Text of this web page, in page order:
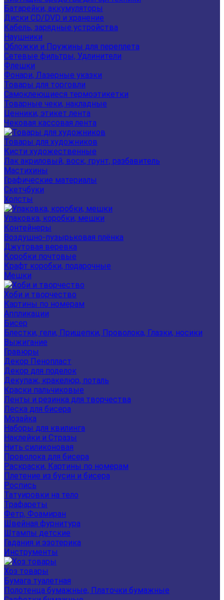
Батарейки, аккумуляторы
Диски CD/DVD и хранение
Кабель, зарядные устройства
Наушники
Обложки и Пружины для переплета
Сетевые фильтры, Удлинители
Флешки
Фонари, Лазерные указки
Товары для торговли
Самоклеющиеся термоэтикетки
Товарные чеки, накладные
Ценники, этикет лента
Чековая кассовая лента
Товары для художников
Кисти художественные
Лак акриловый, воск, грунт, разбавитель
Мастихины
Графические материалы
Скетчбуки
Холсты
Упаковка, коробки, мешки
Контейнеры
Воздушно-пузырьковая плёнка
Джутовая веревка
Коробки почтовые
Крафт коробки, подарочные
Мешки
Хоби и творчество
Картины по номерам
Аппликации
Бисер
Блестки, гели, Прищепки, Проволока, Глазки, носики
Выжигание
Гравюры
Декор Пенопласт
Декор для поделок
Декупаж, кракелюр, поталь
Краски пальчиковые
Ленты и резинка для творчества
Леска для бисера
Мозайка
Наборы для квилинга
Наклейки и Стразы
Нить силиконовая
Проволока для бисера
Раскраски, Картины по номерам
Плетение из бусин и бисера
Роспись
Татуировки на тело
Трафареты
Фетр, Фоамиран
Швейная фурнитура
Штампы детские
Гадания и эзотерика
Инструменты
Хоз товары
Бумага туалетная
Полотенца бумажные, Платочки бумажные